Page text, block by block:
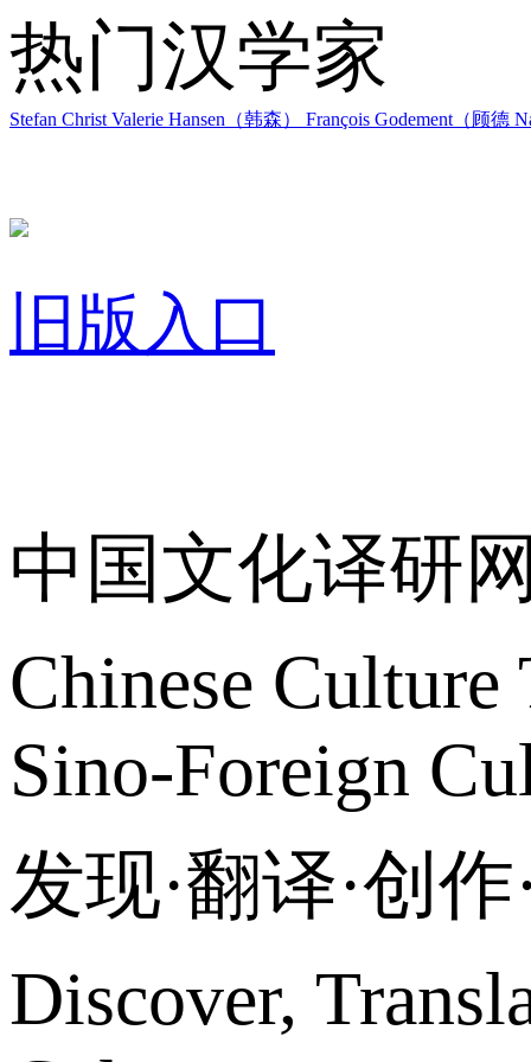
热门汉学家
Stefan Christ Valerie Hansen（韩森） François Godement（顾德
旧版入口
中国文化译研
Chinese
Sino-Foreign
发现·翻译·创
Discover,